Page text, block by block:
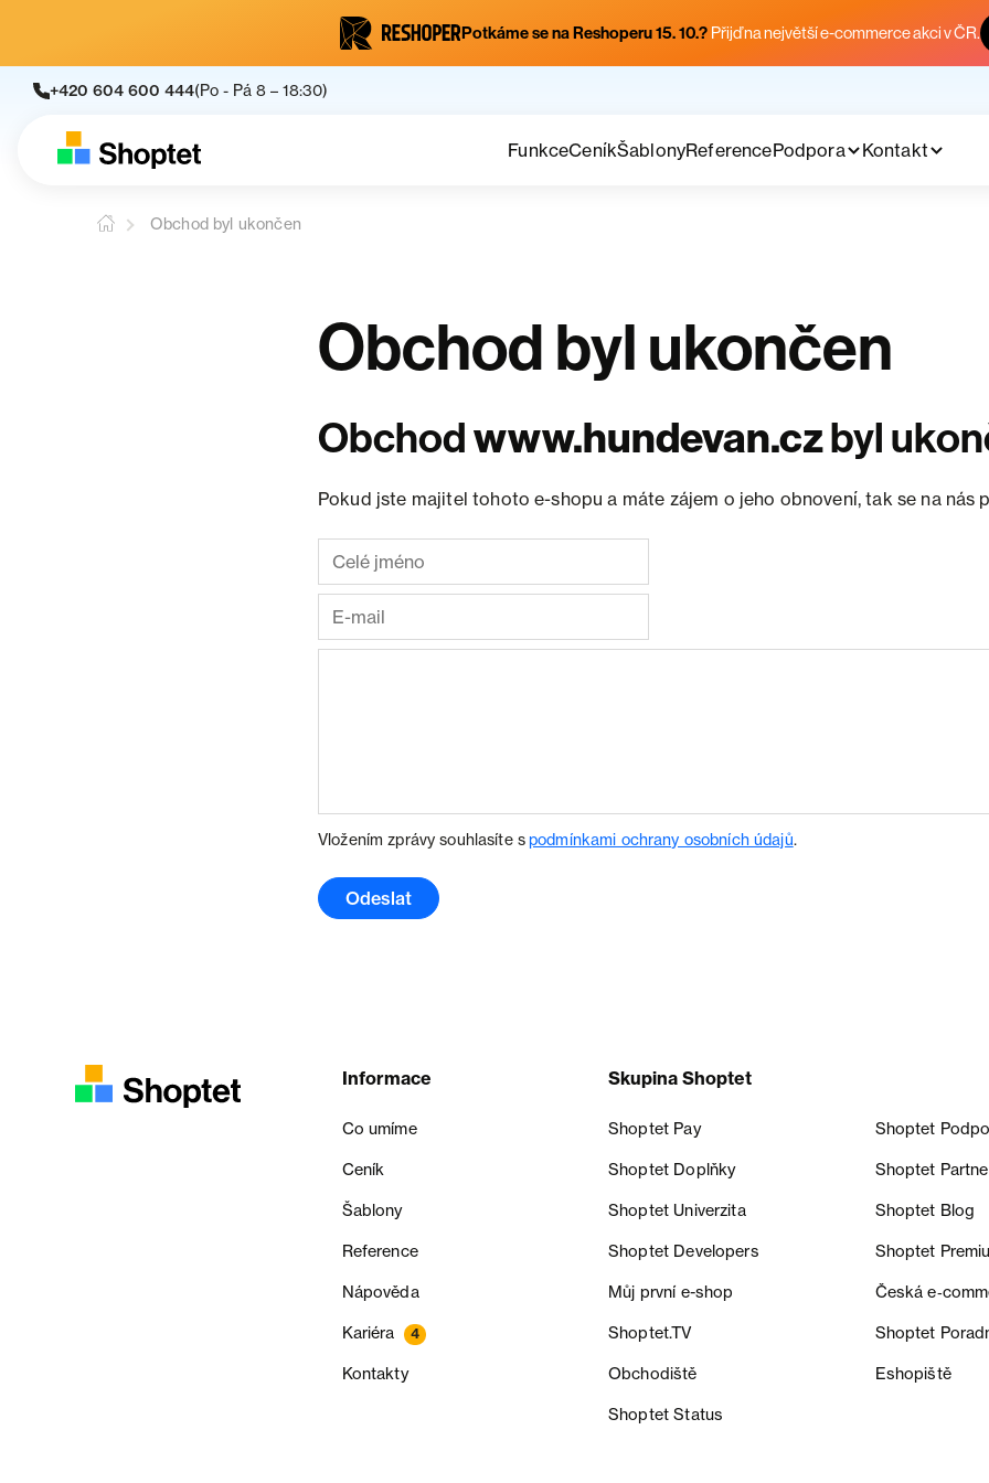
Potkáme se na Reshoperu 15. 10.? Přijď na největší e-commerce akci v ČR.
+420 604 600 444(Po - Pá 8 – 18:30)
FunkceCeníkŠablonyReferencePodpora Kontakt
Obchod byl ukončen
Obchod byl ukončen
Obchodwww.hundevan.czbyl
Pokud jste majitel tohoto e-shopu a máte zájem o jeho obnovení, tak se na nás
Vložením zprávy souhlasíte spodmínkami ochrany osobních údajů.
Odeslat
Informace
Co umíme
Ceník
Šablony
Reference
Nápověda
Kariéra 4
Kontakty
Skupina Shoptet
Shoptet Pay Shoptet
Shoptet Doplňky Shoptet
Shoptet Univerzita Shoptet Blog
Shoptet Developers Shoptet
Můj první e-shop Česká
Shoptet.TV Shoptet
Obchodiště Eshopiště
Shoptet Status